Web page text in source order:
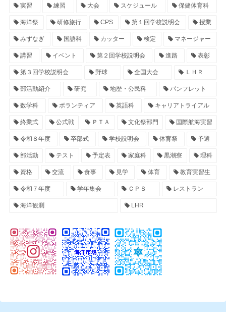
実習 練習 大会 スケジュール 保健体育科
海洋祭 研修旅行 CPS 第１回学校説明会 授業
みずなぎ 国語科 カッター 検定 マネージャー
講習 イベント 第２回学校説明会 進路 表彰
第３回学校説明会 野球 全国大会 ＬＨＲ
部活動紹介 研究 地歴・公民科 パンフレット
数学科 ボランティア 英語科 キャリアトライアル
終業式 公式戦 ＰＴＡ 文化祭部門 国際航海実習
令和８年度 卒部式 学校説明会 体育祭 予選
部活動 テスト 予定表 家庭科 黒潮寮 理科
資格 交流 食事 見学 体育 教育実習生
令和７年度 学年集会 ＣＰＳ レストラン
海洋観測 LHR